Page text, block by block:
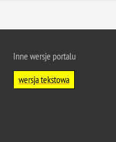
Inne wersje portalu
wersja tekstowa